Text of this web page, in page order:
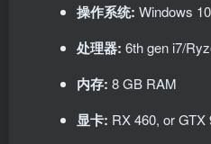
操作系统: Windows
处理器: 6th gen i7/
内存: 8 GB RAM
显卡: RX 460, or GTX